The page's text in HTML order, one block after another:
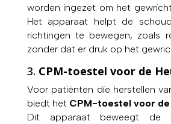
worden ingezet om het
Het apparaat helpt de
richtingen te bewegen, zoals
zonder dat er druk op het
3. CPM-toestel voor de
Voor patiënten die herstellen
biedt het CPM-toestel voor de
Dit apparaat beweegt de